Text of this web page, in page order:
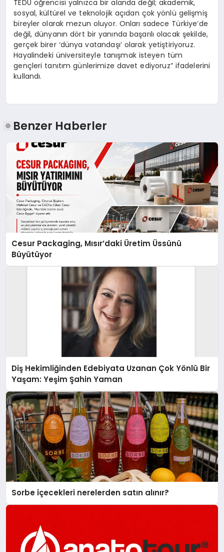
TEDÜ öğrencisi yalnızca bir alanda değil; akademik,
sosyal, kültürel ve teknolojik açıdan çok yönlü gelişmiş
bireyler olarak mezun oluyor. Onları sadece Türkiye’de
değil, dünyanın dört bir yanında başarılı olacak şekilde,
gerçek birer ‘dünya vatandaşı’ olarak yetiştiriyoruz.
Hayalindeki üniversiteyle tanışmak isteyen tüm
gençleri tanıtım günlerimize davet ediyoruz” ifadelerini
kullandı.
Benzer Haberler
Cesur Packaging, Mısır’daki Üretim Üssünü
Büyütüyor
Diş Hekimliğinden Edebiyata Uzanan Çok Yönlü Bir
Yaşam: Yeşim Şahin Yaman
Sorbe içecekleri nerelerden satın alınır?